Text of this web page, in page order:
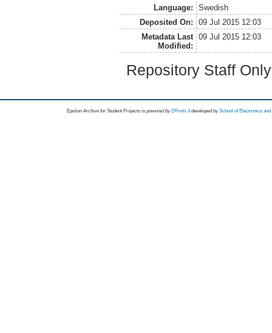
Language:
Swedish
Deposited On:
09 Jul 2015 12:03
Metadata Last
Modified:
09 Jul 2015 12:03
Repository Staff
Epsilon Archive for Student Projects is powored byEPrints 3 developed by School of Electronics